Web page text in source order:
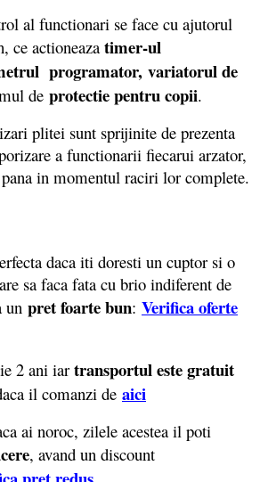
al functionari se face cu ajutorul
ce actioneaza timer-ul
programator, variatorul de
de protectie pentru copii.
plitei sunt sprijinite de prezenta
a functionarii fiecarui arzator,
in momentul raciri lor complete.
daca iti doresti un cuptor si o
sa faca fata cu brio indiferent de
un pret foarte bun: Verifica oferte
2 ani iar transportul este gratuit
il comanzi de aici
ai noroc, zilele acestea il poti
, avand un discount